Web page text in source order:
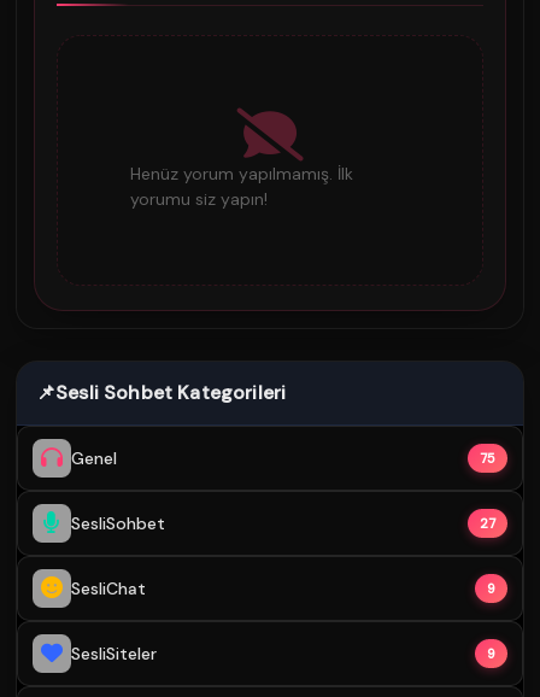
Henüz yorum yapılmamış. İlk
yorumu siz yapın!
📌Sesli Sohbet Kategorileri
Genel 75
SesliSohbet 27
SesliChat 9
SesliSiteler 9